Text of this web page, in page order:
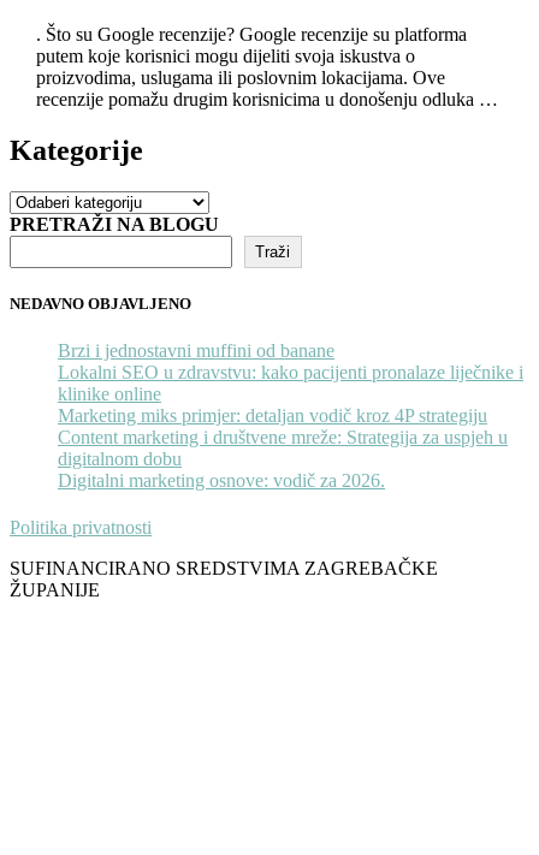
. Što su Google recenzije? Google recenzije su platforma
putem koje korisnici mogu dijeliti svoja iskustva o
proizvodima, uslugama ili poslovnim lokacijama. Ove
recenzije pomažu drugim korisnicima u donošenju odluka …
Kategorije
Kategorije
PRETRAŽI NA BLOGU
Traži
NEDAVNO OBJAVLJENO
Brzi i jednostavni muffini od banane
Lokalni SEO u zdravstvu: kako pacijenti pronalaze liječnike i
klinike online
Marketing miks primjer: detaljan vodič kroz 4P strategiju
Content marketing i društvene mreže: Strategija za uspjeh u
digitalnom dobu
Digitalni marketing osnove: vodič za 2026.
Politika privatnosti
SUFINANCIRANO SREDSTVIMA ZAGREBAČKE
ŽUPANIJE